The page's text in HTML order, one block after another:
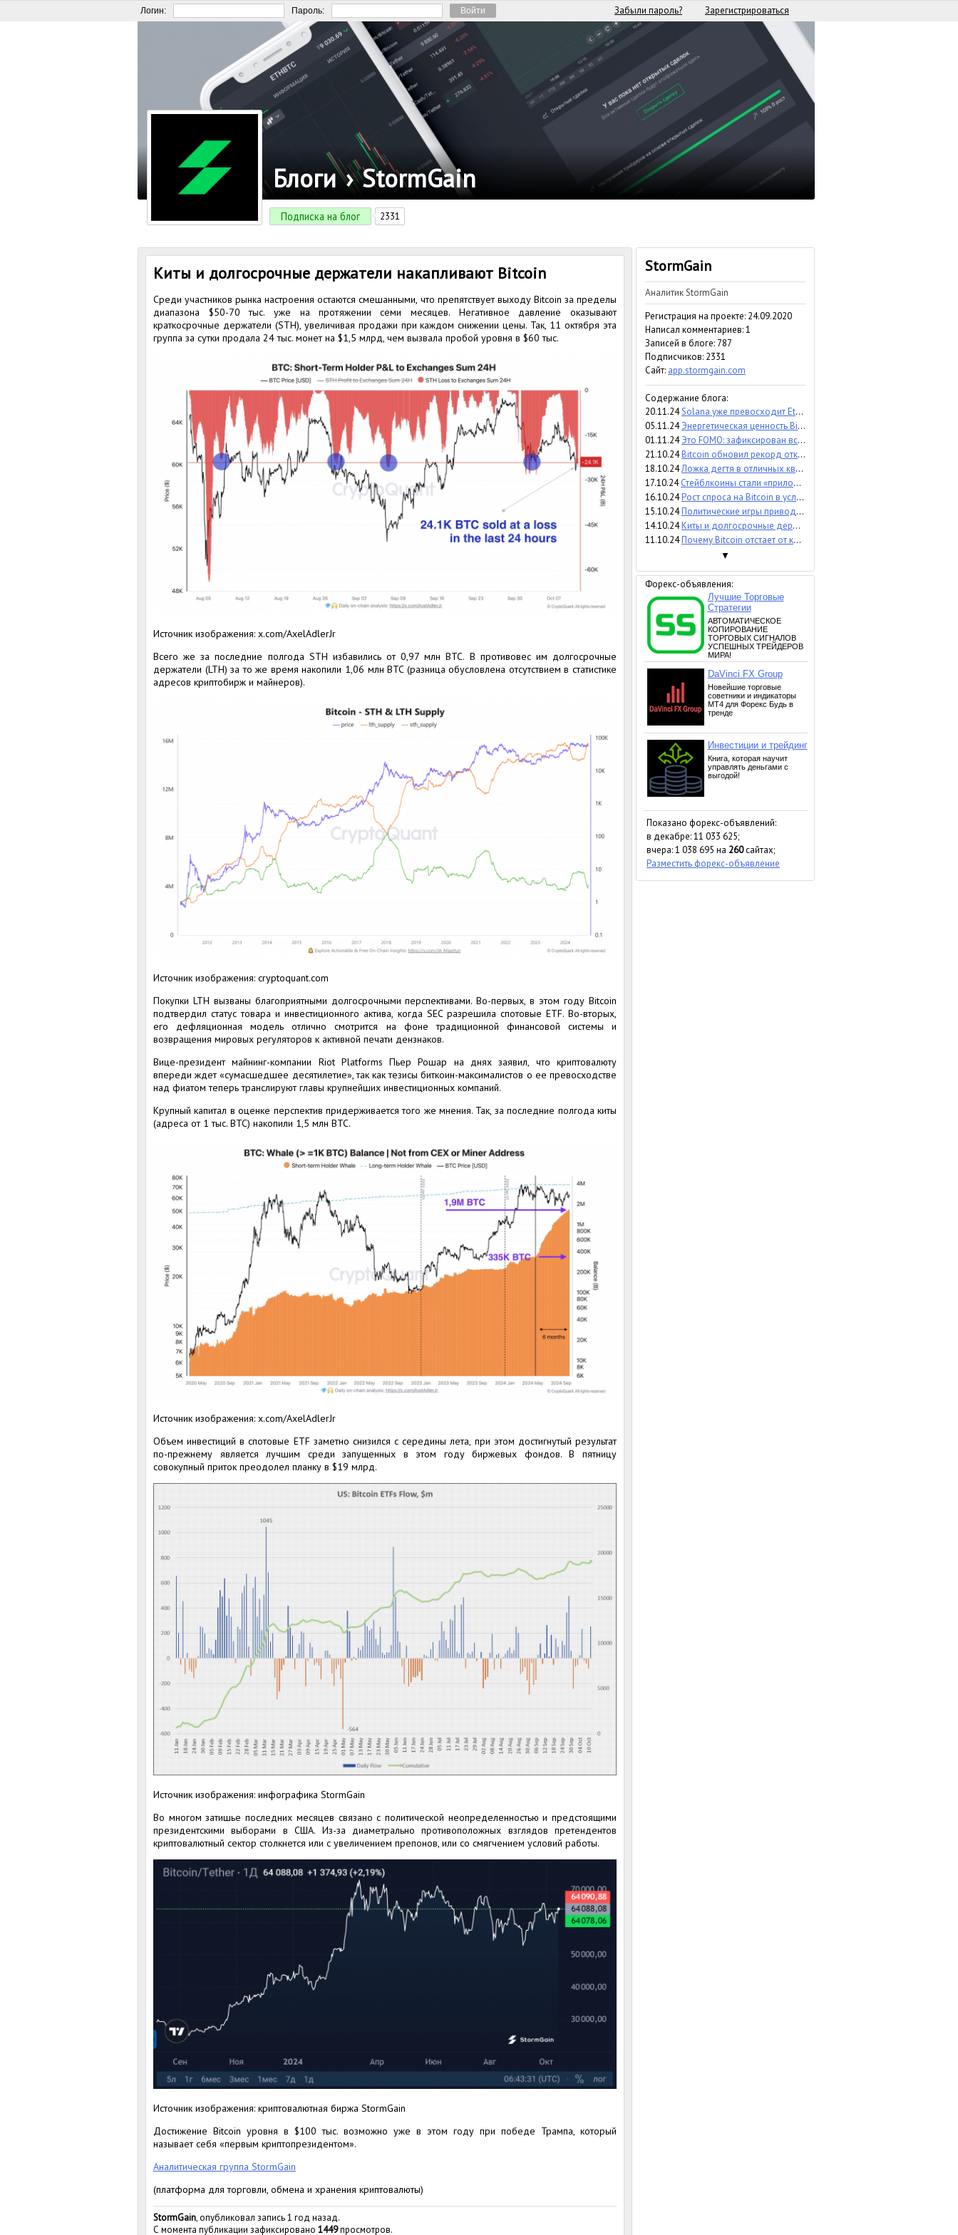
Логин: Пароль: Забыли пароль? Зарегистрироваться
Блоги › StormGain
Подписка на блог 2331
Киты и долгосрочные держатели накапливают Bitcoin
Среди участников рынка настроения остаются смешанными, что препятствует выходу Bitcoin за пределы
диапазона $50-70 тыс. уже на протяжении семи месяцев. Негативное давление оказывают
краткосрочные держатели (STH), увеличивая продажи при каждом снижении цены. Так, 11 октября эта
группа за сутки продала 24 тыс. монет на $1,5 млрд, чем вызвала пробой уровня в $60 тыс.
Источник изображения: x.com/AxelAdlerJr
Всего же за последние полгода STH избавились от 0,97 млн BTC. В противовес им долгосрочные
держатели (LTH) за то же время накопили 1,06 млн BTC (разница обусловлена отсутствием в статистике
адресов криптобирж и майнеров).
Источник изображения: cryptoquant.com
Покупки LTH вызваны благоприятными долгосрочными перспективами. Во-первых, в этом году Bitcoin
подтвердил статус товара и инвестиционного актива, когда SEC разрешила спотовые ETF. Во-вторых,
его дефляционная модель отлично смотрится на фоне традиционной финансовой системы и
возвращения мировых регуляторов к активной печати дензнаков.
Вице-президент майнинг-компании Riot Platforms Пьер Рошар на днях заявил, что криптовалюту
впереди ждет «сумасшедшее десятилетие», так как тезисы биткоин-максималистов о ее превосходстве
над фиатом теперь транслируют главы крупнейших инвестиционных компаний.
Крупный капитал в оценке перспектив придерживается того же мнения. Так, за последние полгода киты
(адреса от 1 тыс. BTC) накопили 1,5 млн BTC.
Источник изображения: x.com/AxelAdlerJr
Объем инвестиций в спотовые ETF заметно снизился с середины лета, при этом достигнутый результат
по-прежнему является лучшим среди запущенных в этом году биржевых фондов. В пятницу
совокупный приток преодолел планку в $19 млрд.
Источник изображения: инфографика StormGain
Во многом затишье последних месяцев связано с политической неопределенностью и предстоящими
президентскими выборами в США. Из-за диаметрально противоположных взглядов претендентов
криптовалютный сектор столкнется или с увеличением препонов, или со смягчением условий работы.
Источник изображения: криптовалютная биржа StormGain
Достижение Bitcoin уровня в $100 тыс. возможно уже в этом году при победе Трампа, который
называет себя «первым криптопрезидентом».
Аналитическая группа StormGain
(платформа для торговли, обмена и хранения криптовалюты)
StormGain, опубликовал запись 1 год назад.
С момента публикации зафиксировано 1449просмотров.
StormGain
Аналитик StormGain
Регистрация на проекте: 24.09.2020
Написал комментариев: 1
Записей в блоге: 787
Подписчиков: 2331
Сайт: app.stormgain.com
Содержание блога:
20.11.24Solana уже превосходит Ethereum
05.11.24 Энергетическая ценность Bitcoin превысила $100 тыс.
01.11.24 Это FOMO: зафиксирован всплеск притока в Bitcoin-ETF
21.10.24Bitcoin обновил рекорд открытого интереса
18.10.24Ложка дегтя в отличных квартальных показателях Tron
17.10.24 Стейблкоины стали «приложением-убийцей», обогнав VISA в два раза
16.10.24Рост спроса на Bitcoin в условиях сокращения предложения
15.10.24Политические игры приводят к росту Bitcoin
14.10.24Киты и долгосрочные держатели накапливают Bitcoin
11.10.24Почему Bitcoin отстает от капитализации стейблкоинов
▼
Форекс-объявления:
Показано форекс-объявлений:
в декабре: 11 033 625;
вчера: 1 038 695 на 260сайтах;
Разместить форекс-объявление